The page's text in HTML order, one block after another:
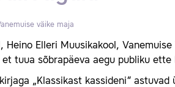
väike maja
Heino Elleri Muusikakool,
tuua sõbrapäeva aegu publiku
„Klassikast kassideni“